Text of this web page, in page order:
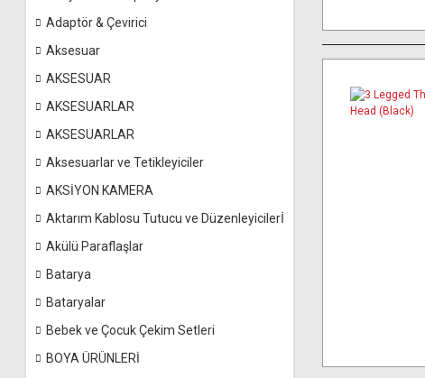
Adaptör & Çevirici
Aksesuar
AKSESUAR
AKSESUARLAR
AKSESUARLAR
Aksesuarlar ve Tetikleyiciler
AKSİYON KAMERA
Aktarım Kablosu Tutucu ve Düzenleyicilerİ
Akülü Paraflaşlar
Batarya
Bataryalar
Bebek ve Çocuk Çekim Setleri
BOYA ÜRÜNLERİ